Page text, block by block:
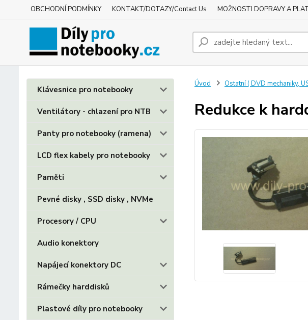
OBCHODNÍ PODMÍNKY KONTAKT/DOTAZY/Contact Us MOŽNOSTI DOPRAVY A
Klávesnice pro notebooky
Ventilátory - chlazení pro NTB
Panty pro notebooky (ramena)
LCD flex kabely pro notebooky
Paměti
Pevné disky , SSD disky , NVMe
Procesory / CPU
Audio konektory
Napájecí konektory DC
Rámečky harddisků
Plastové díly pro notebooky
Úvod Ostatní ( DVD mechaniky,
Redukce k